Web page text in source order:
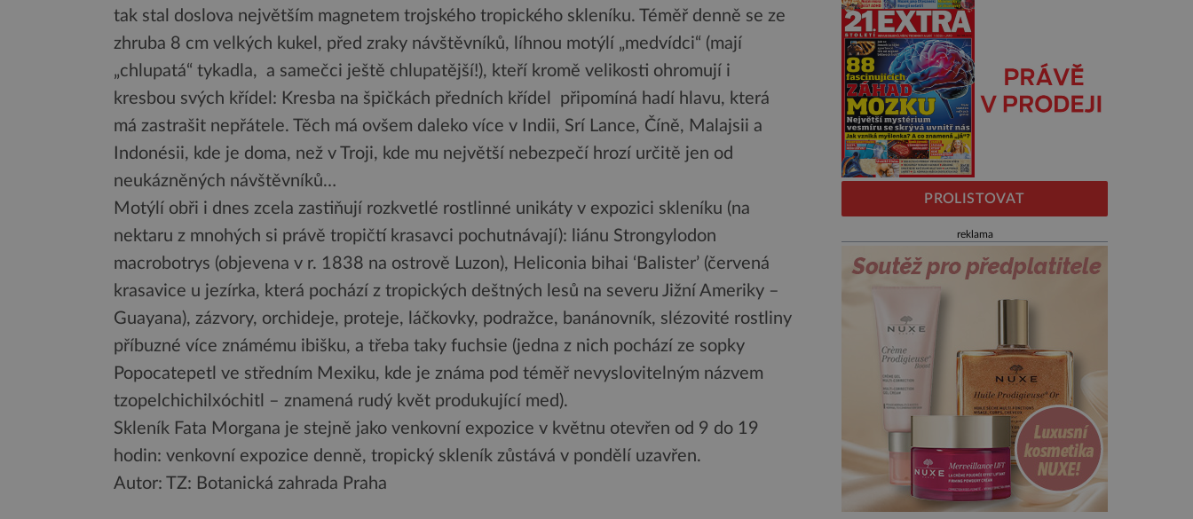
tak stal doslova největším magnetem trojského tropického skleníku. Téměř denně se ze
zhruba 8 cm velkých kukel, před zraky návštěvníků, líhnou motýlí „medvídci“ (mají
„chlupatá“ tykadla, a samečci ještě chlupatější!), kteří kromě velikosti ohromují i
kresbou svých křídel: Kresba na špičkách předních křídel připomíná hadí hlavu, která
má zastrašit nepřátele. Těch má ovšem daleko více v Indii, Srí Lance, Číně, Malajsii a
Indonésii, kde je doma, než v Troji, kde mu největší nebezpečí hrozí určitě jen od
neukázněných návštěvníků…
Motýlí obři i dnes zcela zastiňují rozkvetlé rostlinné unikáty v expozici skleníku (na
nektaru z mnohých si právě tropičtí krasavci pochutnávají): liánu Strongylodon
macrobotrys (objevena v r. 1838 na ostrově Luzon), Heliconia bihai ‘Balister’ (červená
krasavice u jezírka, která pochází z tropických deštných lesů na severu Jižní Ameriky –
Guayana), zázvory, orchideje, proteje, láčkovky, podražce, banánovník, slézovité rostliny
příbuzné více známému ibišku, a třeba taky fuchsie (jedna z nich pochází ze sopky
Popocatepetl ve středním Mexiku, kde je známa pod téměř nevyslovitelným názvem
tzopelchichilxóchitl – znamená rudý květ produkující med).
Skleník Fata Morgana je stejně jako venkovní expozice v květnu otevřen od 9 do 19
hodin: venkovní expozice denně, tropický skleník zůstává v pondělí uzavřen.
Autor: TZ: Botanická zahrada Praha
PROLISTOVAT
reklama